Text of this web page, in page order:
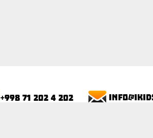
+998 71 202 4 202